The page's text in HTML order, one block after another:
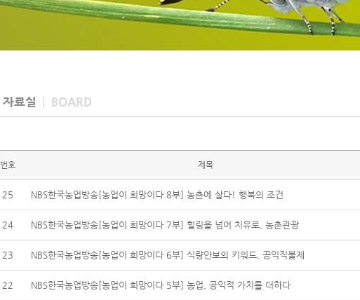
자료실 BOARD
번호 제목
25 NBS한국농업방송[농업이 희망이다 8부] 농촌에 살다! 행복의 조건
24 NBS한국농업방송[농업이 희망이다 7부] 힐링을 넘어 치유로, 농촌관광
23 NBS한국농업방송[농업이 희망이다 6부] 식량안보의 키워드, 공익직불제
22 NBS한국농업방송[농업이 희망이다 5부] 농업, 공익적 가치를 더하다